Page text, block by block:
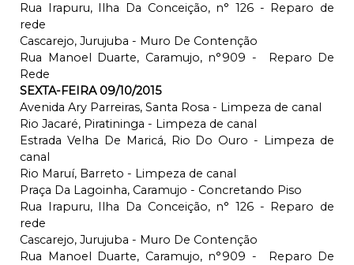
Rua Irapuru, Ilha Da Conceição, n° 126 - Reparo de
rede
Cascarejo, Jurujuba - Muro De Contenção
Rua Manoel Duarte, Caramujo, n°909 - Reparo De
Rede
SEXTA-FEIRA 09/10/2015
Avenida Ary Parreiras, Santa Rosa - Limpeza de canal
Rio Jacaré, Piratininga - Limpeza de canal
Estrada Velha De Maricá, Rio Do Ouro - Limpeza de
canal
Rio Maruí, Barreto - Limpeza de canal
Praça Da Lagoinha, Caramujo - Concretando Piso
Rua Irapuru, Ilha Da Conceição, n° 126 - Reparo de
rede
Cascarejo, Jurujuba - Muro De Contenção
Rua Manoel Duarte, Caramujo, n°909 - Reparo De